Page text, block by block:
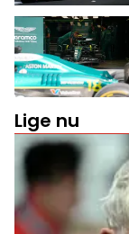
Lige nu